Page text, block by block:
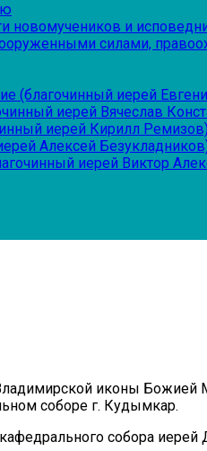
новомучеников и
силами,
(благочинный иерей
иерей Вячеслав
иерей Кирилл Ремизов)
Алексей
иерей Виктор
иконы
соборе г. Кудымкар.
собора иерей